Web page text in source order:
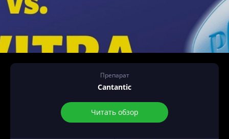
Препарат
Cantantic
Читать обзор